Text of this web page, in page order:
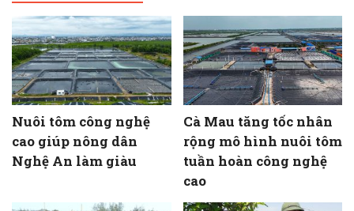
Nuôi tôm công nghệ
cao giúp nông dân
Nghệ An làm giàu
Cà Mau tăng tốc nhân
rộng mô hình nuôi tôm
tuần hoàn công nghệ
cao